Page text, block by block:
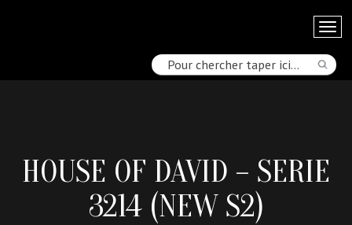
HOUSE OF DAVID – SERIE
3214 (NEW S2)